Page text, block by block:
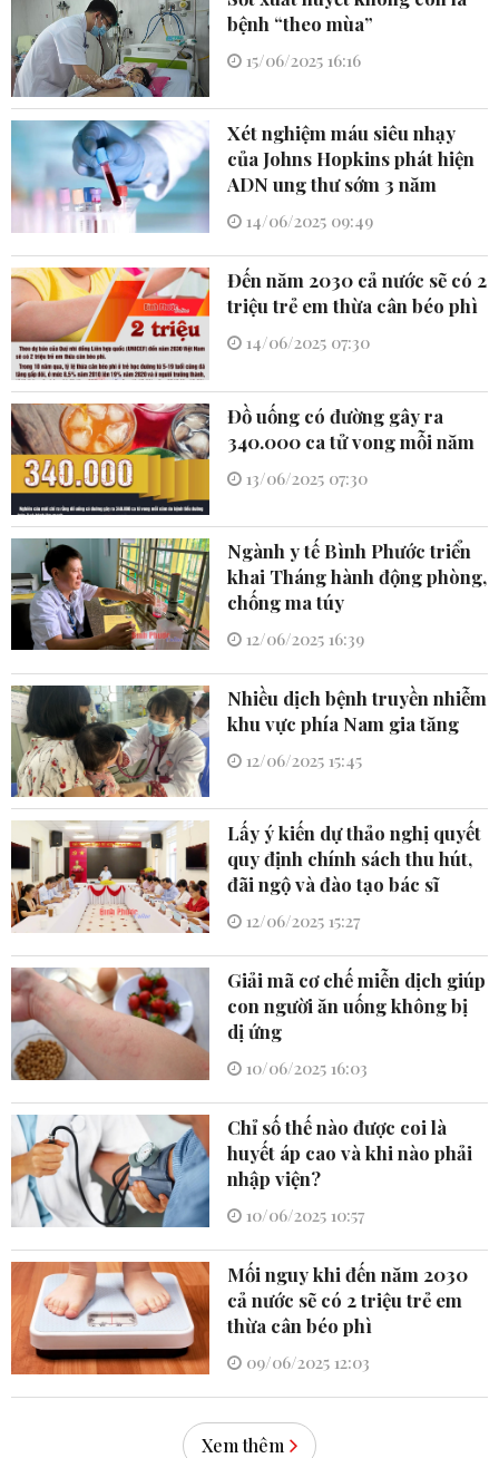
bệnh “theo mùa”
15/06/2025 16:16
Xét nghiệm máu siêu nhạy
của Johns Hopkins phát hiện
ADN ung thư sớm 3 năm
14/06/2025 09:49
Đến năm 2030 cả nước sẽ có 2
triệu trẻ em thừa cân béo phì
14/06/2025 07:30
Đồ uống có đường gây ra
340.000 ca tử vong mỗi năm
13/06/2025 07:30
Ngành y tế Bình Phước triển
khai Tháng hành động phòng,
chống ma túy
12/06/2025 16:39
Nhiều dịch bệnh truyền nhiễm
khu vực phía Nam gia tăng
12/06/2025 15:45
Lấy ý kiến dự thảo nghị quyết
quy định chính sách thu hút,
đãi ngộ và đào tạo bác sĩ
12/06/2025 15:27
Giải mã cơ chế miễn dịch giúp
con người ăn uống không bị
dị ứng
10/06/2025 16:03
Chỉ số thế nào được coi là
huyết áp cao và khi nào phải
nhập viện?
10/06/2025 10:57
Mối nguy khi đến năm 2030
cả nước sẽ có 2 triệu trẻ em
thừa cân béo phì
09/06/2025 12:03
Xem thêm